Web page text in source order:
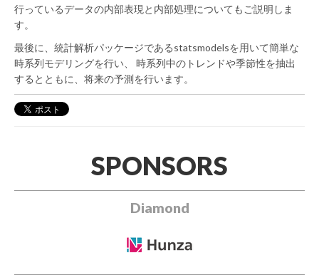
行っているデータの内部表現と内部処理についてもご説明しま
す。
最後に、統計解析パッケージであるstatsmodelsを用いて簡単な
時系列モデリングを行い、 時系列中のトレンドや季節性を抽出
するとともに、将来の予測を行います。
SPONSORS
Diamond